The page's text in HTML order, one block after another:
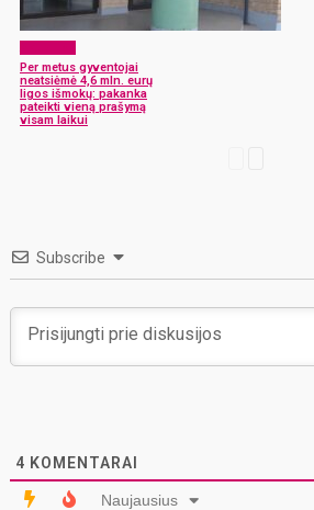
Per metus gyventojai
neatsiėmė 4,6 mln. eurų
ligos išmokų: pakanka
pateikti vieną prašymą
visam laikui
Subscribe
4 KOMENTARAI
Naujausius